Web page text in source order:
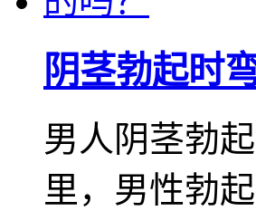
阴茎勃起时
男人阴茎勃
里，男性勃